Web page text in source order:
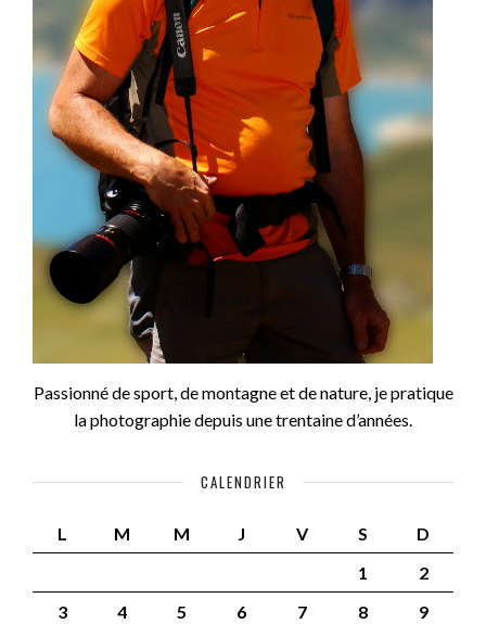
Passionné de sport, de montagne et de nature, je pratique
la photographie depuis une trentaine d’années.
CALENDRIER
L M M J V S
D
1
2
3
4 5 6 7 8
9